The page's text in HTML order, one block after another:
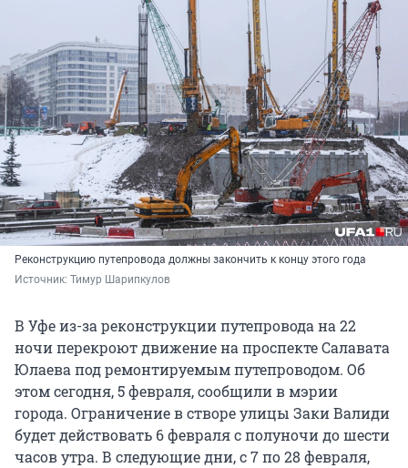
Реконструкцию путепровода должны закончить к концу этого года
Источник: Тимур Шарипкулов
В Уфе из-за реконструкции путепровода на 22
ночи перекроют движение на проспекте Салавата
Юлаева под ремонтируемым путепроводом. Об
этом сегодня, 5 февраля, сообщили в мэрии
города. Ограничение в створе улицы Заки Валиди
будет действовать 6 февраля с полуночи до шести
часов утра. В следующие дни, с 7 по 28 февраля,